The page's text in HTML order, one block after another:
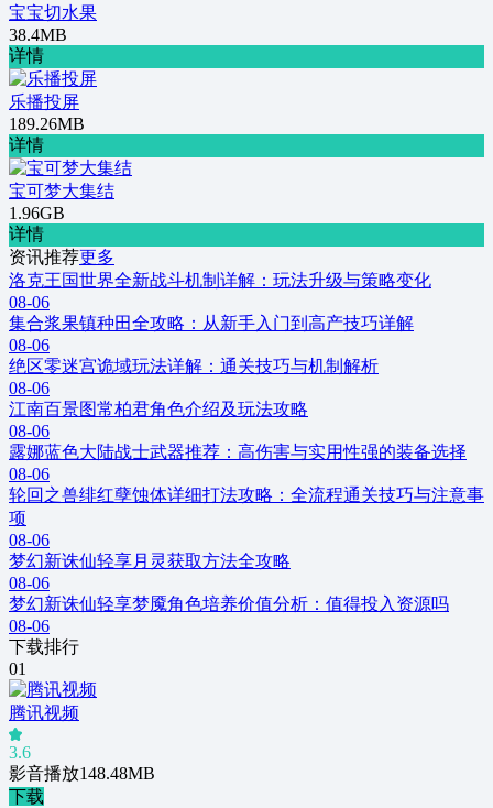
宝宝切水果
38.4MB
详情
乐播投屏
189.26MB
详情
宝可梦大集结
1.96GB
详情
资讯推荐更多
洛克王国世界全新战斗机制详解：玩法升级与策略变化
08-06
集合浆果镇种田全攻略：从新手入门到高产技巧详解
08-06
绝区零迷宫诡域玩法详解：通关技巧与机制解析
08-06
江南百景图常柏君角色介绍及玩法攻略
08-06
露娜蓝色大陆战士武器推荐：高伤害与实用性强的装备选择
08-06
轮回之兽绯红孽蚀体详细打法攻略：全流程通关技巧与注意事
项
08-06
梦幻新诛仙轻享月灵获取方法全攻略
08-06
梦幻新诛仙轻享梦魇角色培养价值分析：值得投入资源吗
08-06
下载排行
01
腾讯视频
3.6
影音播放148.48MB
下载